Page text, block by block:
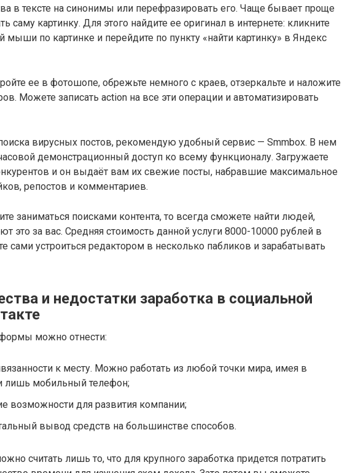
в тексте на синонимы или перефразировать его. Чаще бывает проще
саму картинку. Для этого найдите ее оригинал в интернете: кликните
мыши по картинке и перейдите по пункту «найти картинку» в Яндекс
ее в фотошопе, обрежьте немного с краев, отзеркальте и наложите
Можете записать action на все эти операции и автоматизировать
вирусных постов, рекомендую удобный сервис — Smmbox. В нем
демонстрационный доступ ко всему функционалу. Загружаете
и он выдаёт вам их свежие посты, набравшие максимальное
репостов и комментариев.
заниматься поисками контента, то всегда сможете найти людей,
это за вас. Средняя стоимость данной услуги 8000-10000 рублей в
сами устроиться редактором в несколько пабликов и зарабатывать
и недостатки заработка в социальной
можно отнести:
к месту. Можно работать из любой точки мира, имея в
лишь мобильный телефон;
возможности для развития компании;
вывод средств на большинстве способов.
считать лишь то, что для крупного заработка придется потратить